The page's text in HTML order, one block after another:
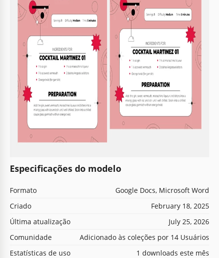
Especificações do modelo
Formato
Google Docs, Microsoft Word
Criado
February 18, 2025
Última atualização
July 25, 2026
Comunidade
Adicionado às coleções por 14 Usuários
Estatísticas de uso
1 downloads este mês